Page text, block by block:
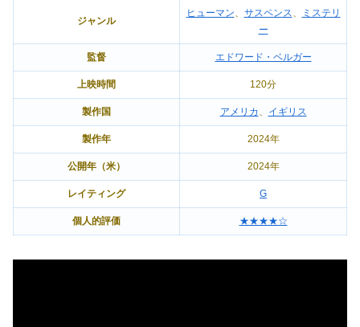
ジャンル
ヒューマン、 サスペンス、
ミステリ
ー
監督 エドワード・ベルガー
上映時間 120分
製作国 アメリカ 、 イギリス
製作年 2024年
公開年（米） 2024年
レイティング G
個人的評価 ★★★★☆